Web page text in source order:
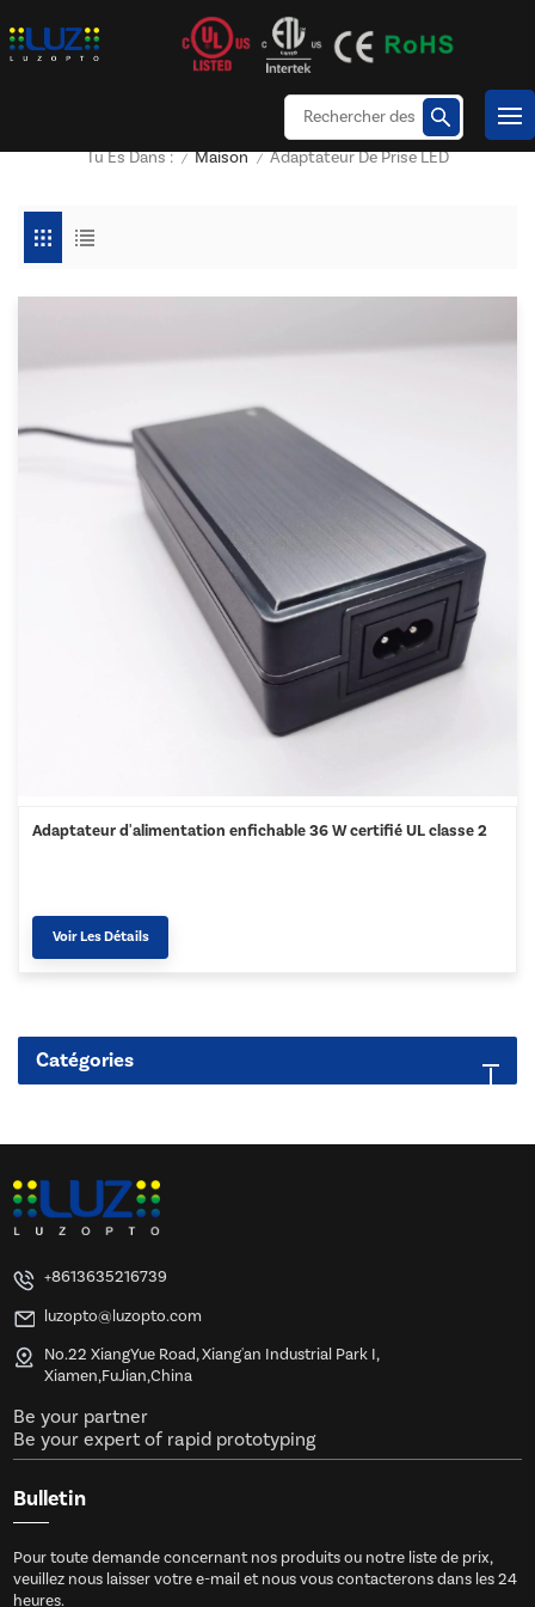
Tu Es Dans : / Maison / Adaptateur De Prise LED
Adaptateur d'alimentation enfichable 36 W certifié UL classe 2
Voir Les Détails
Catégories
+8613635216739
luzopto@luzopto.com
No.22 XiangYue Road, Xiang'an Industrial Park I,
Xiamen,FuJian,China
Be your partner
Be your expert of rapid prototyping
Bulletin
Pour toute demande concernant nos produits ou notre liste de prix,
veuillez nous laisser votre e-mail et nous vous contacterons dans les 24
heures.